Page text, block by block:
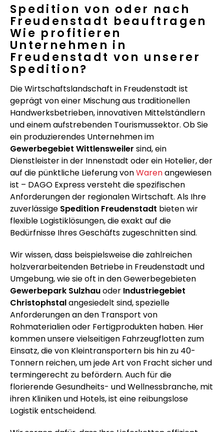
Spedition von oder nach
Freudenstadt beauftragen
Wie profitieren
Unternehmen in
Freudenstadt von unserer
Spedition?
Die Wirtschaftslandschaft in Freudenstadt ist
geprägt von einer Mischung aus traditionellen
Handwerksbetrieben, innovativen Mittelständlern
und einem aufstrebenden Tourismussektor. Ob Sie
ein produzierendes Unternehmen im
Gewerbegebiet Wittlensweiler sind, ein
Dienstleister in der Innenstadt oder ein Hotelier, der
auf die pünktliche Lieferung vonWarenangewiesen
ist – DAGO Express versteht die spezifischen
Anforderungen der regionalen Wirtschaft. Als Ihre
zuverlässige Spedition Freudenstadt bieten wir
flexible Logistiklösungen, die exakt auf die
Bedürfnisse Ihres Geschäfts zugeschnitten sind.
Wir wissen, dass beispielsweise die zahlreichen
holzverarbeitenden Betriebe in Freudenstadt und
Umgebung, wie sie oft in den Gewerbegebieten
Gewerbepark Sulzhauoder Industriegebiet
Christophstalangesiedelt sind, spezielle
Anforderungen an den Transport von
Rohmaterialien oder Fertigprodukten haben. Hier
kommen unsere vielseitigen Fahrzeugflotten zum
Einsatz, die von Kleintransportern bis hin zu 40-
Tonnern reichen, um jede Art von Fracht sicher und
termingerecht zu befördern. Auch für die
florierende Gesundheits- und Wellnessbranche, mit
ihren Kliniken und Hotels, ist eine reibungslose
Logistik entscheidend.